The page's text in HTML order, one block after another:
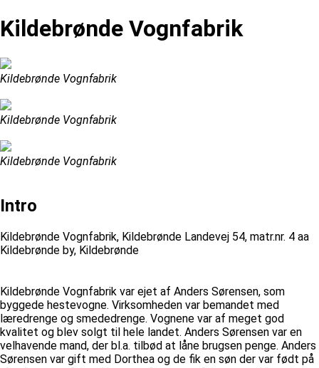
Kildebrønde Vognfabrik
Kildebrønde Vognfabrik
Kildebrønde Vognfabrik
Kildebrønde Vognfabrik
Intro
Kildebrønde Vognfabrik, Kildebrønde Landevej 54, matr.nr. 4 aa
Kildebrønde by, Kildebrønde
Kildebrønde Vognfabrik var ejet af Anders Sørensen, som
byggede hestevogne. Virksomheden var bemandet med
læredrenge og smededrenge. Vognene var af meget god
kvalitet og blev solgt til hele landet. Anders Sørensen var en
velhavende mand, der bl.a. tilbød at låne brugsen penge. Anders
Sørensen var gift med Dorthea og de fik en søn der var født på